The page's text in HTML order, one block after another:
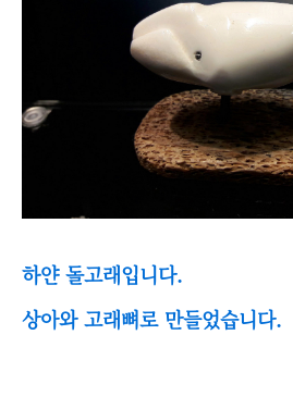
하얀 돌고래입니다.
상아와 고래뼈로 만들었습니다.